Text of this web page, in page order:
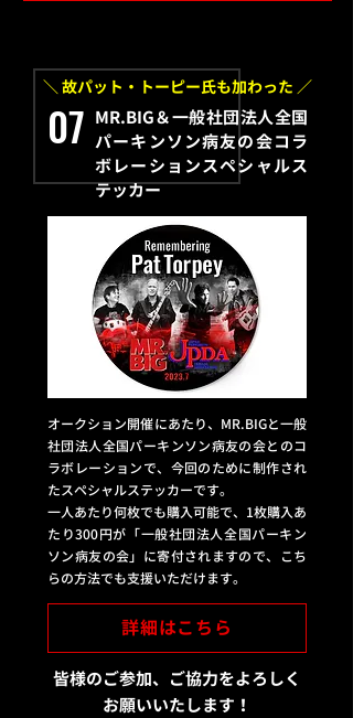
オークション開催にあたり、MR.BIGと一般
社団法人全国パーキンソン病友の会とのコ
ラボレーションで、今回のために制作され
たスペシャルステッカーです。
一人あたり何枚でも購入可能で、1枚購入あ
たり300円が「一般社団法人全国パーキン
ソン病友の会」に寄付されますので、こち
らの方法でも支援いただけます。
MR.BIG＆一般社団法人全国
パーキンソン病友の会コラ
ボレーションスペシャルス
テッカー
＼ 故パット・トーピー氏も加わった ／
詳細はこちら
皆様のご参加、ご協力をよろしく
お願いいたします！
07